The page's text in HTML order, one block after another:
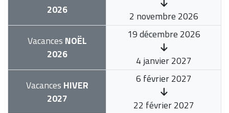
2026
2 novembre 2026
Vacances NOËL
2026
19 décembre 2026
4 janvier 2027
Vacances HIVER
2027
6 février 2027
22 février 2027